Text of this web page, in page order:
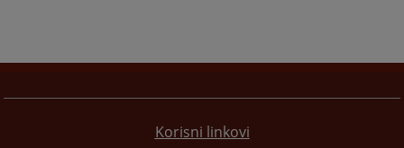
Korisni linkovi